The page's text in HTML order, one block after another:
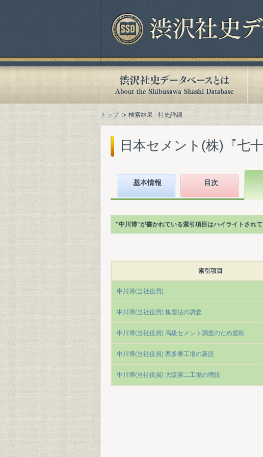
トップ 検索結果 - 社史詳細
日本セメント(株)『七
基本情報 目次
"中川博"が書かれている索引項目はハイライトされて
索引項目
中川博(当社役員)
中川博(当社役員) 集塵法の調査
中川博(当社役員) 高級セメント調査のため渡欧
中川博(当社役員) 西多摩工場の新設
中川博(当社役員) 大阪第二工場の増設